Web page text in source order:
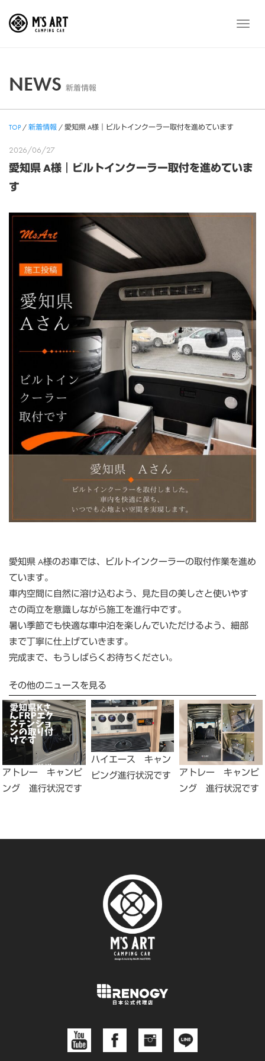
メ
NEWS 新着情報
TOP/新着情報 /愛知県 A様｜ビルトインクーラー取付を進めています
2026/06/27
愛知県 A様｜ビルトインクーラー取付を進めていま
す
愛知県 A様のお車では、ビルトインクーラーの取付作業を進め
ています。
車内空間に自然に溶け込むよう、見た目の美しさと使いやす
さの両立を意識しながら施工を進行中です。
暑い季節でも快適な車中泊を楽しんでいただけるよう、細部
まで丁寧に仕上げていきます。
完成まで、もうしばらくお待ちください。
その他のニュースを見る
アトレー キャンピ
ング 進行状況です
ハイエース キャン
ピング進行状況です
アトレー キャンピ
ング 進行状況です